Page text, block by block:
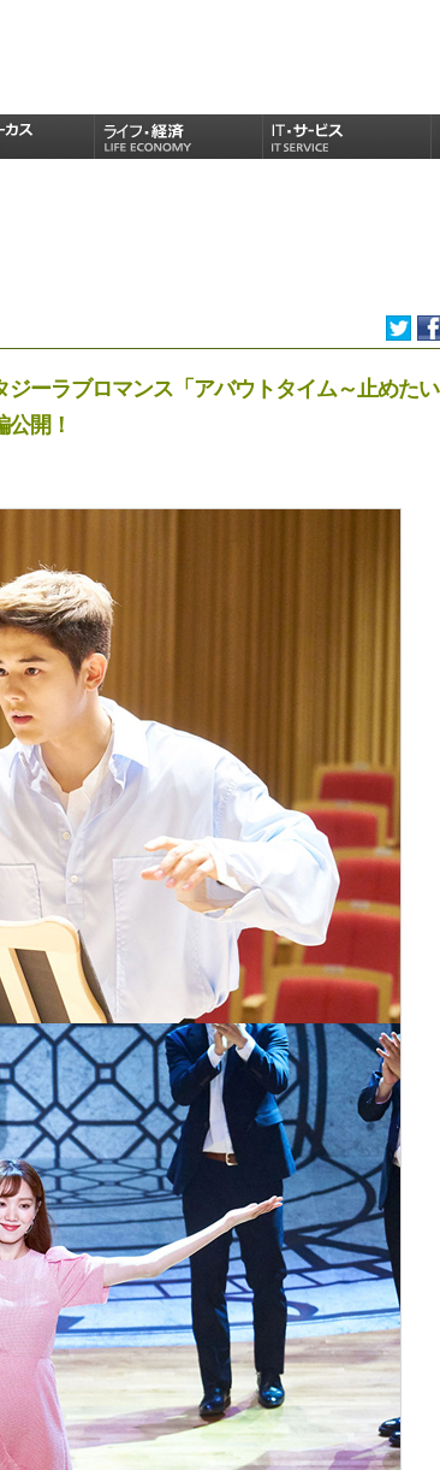
ーラブロマンス「アバウトタイム～止めたい
開！